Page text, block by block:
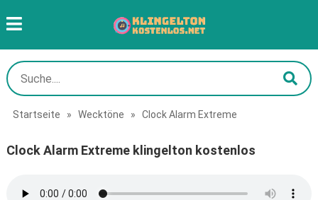
Startseite » Wecktöne » Clock Alarm Extreme
Clock Alarm Extreme klingelton kostenlos